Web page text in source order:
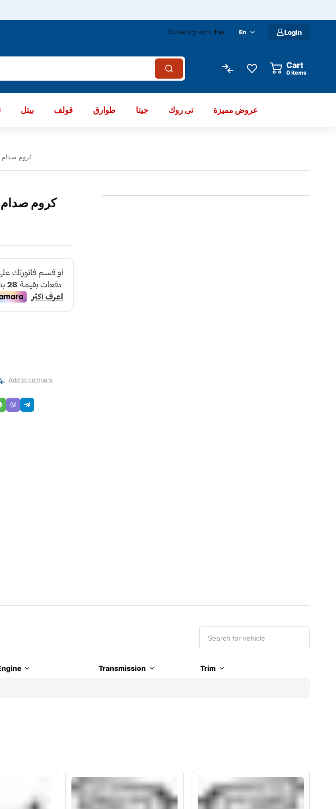
Currency switcher En Login
Cart
items
بيتل قولف طوارق جيتا تى روك عروض مميزة
كروم
كروم
Add to compare
Transmission Trim